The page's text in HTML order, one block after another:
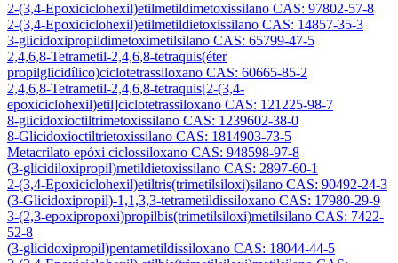
2-(3,4-Epoxiciclohexil)etilmetildimetoxissilano CAS: 97802-57-8
2-(3,4-Epoxiciclohexil)etilmetildietoxissilano CAS: 14857-35-3
3-glicidoxipropildimetoximetilsilano CAS: 65799-47-5
2,4,6,8-Tetrametil-2,4,6,8-tetraquis(éter
propilglicidílico)ciclotetrassiloxano CAS: 60665-85-2
2,4,6,8-Tetrametil-2,4,6,8-tetraquis[2-(3,4-
epoxiciclohexil)etil]ciclotetrassiloxano CAS: 121225-98-7
8-glicidoxioctiltrimetoxissilano CAS: 1239602-38-0
8-Glicidoxioctiltrietoxissilano CAS: 1814903-73-5
Metacrilato epóxi ciclossiloxano CAS: 948598-97-8
(3-glicidiloxipropil)metildietoxissilano CAS: 2897-60-1
2-(3,4-Epoxiciclohexil)etiltris(trimetilsiloxi)silano CAS: 90492-24-3
(3-Glicidoxipropil)-1,1,3,3-tetrametildissiloxano CAS: 17980-29-9
3-(2,3-epoxipropoxi)propilbis(trimetilsiloxi)metilsilano CAS: 7422-
52-8
(3-glicidoxipropil)pentametildissiloxano CAS: 18044-44-5